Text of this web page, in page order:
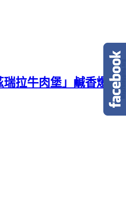
瑞拉牛肉堡」鹹香爆汁